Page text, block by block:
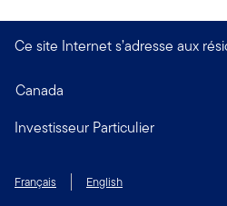
Ce site Internet s’adresse aux
Canada
Investisseur Particulier
Français English